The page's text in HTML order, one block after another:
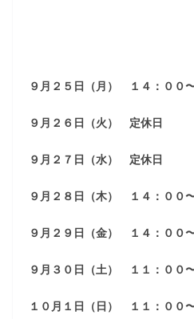
９月２５日（月） １４：００
９月２６日（火） 定休日
９月２７日（水） 定休日
９月２８日（木） １４：００
９月２９日（金） １４：００
９月３０日（土） １１：００
１０月１日（日） １１：００